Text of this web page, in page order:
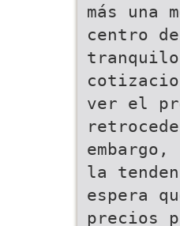
más una
centro de
tranquilo
ver el
la
espera
precios